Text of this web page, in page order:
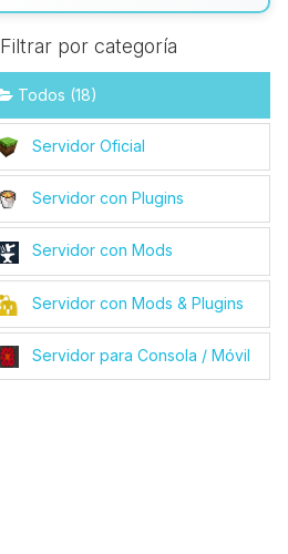
Filtrar por categoría
Todos (18)
Servidor Oficial
Servidor con Plugins
Servidor con Mods
Servidor con Mods & Plugins
Servidor para Consola / Móvil